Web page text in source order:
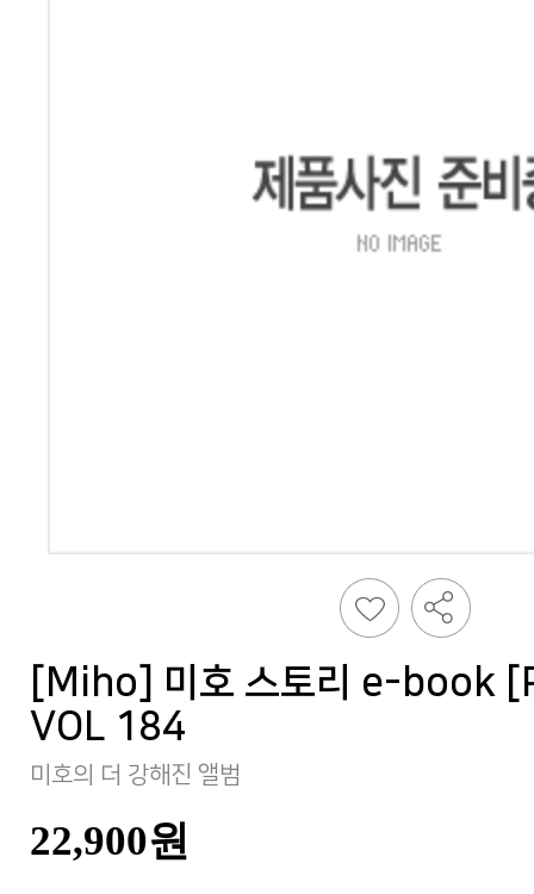
VOL 184
미호의 더 강해진 앨범
22,900원